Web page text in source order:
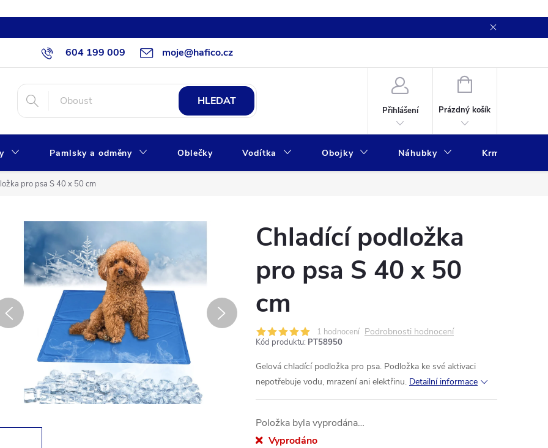
604 199 009 moje@hafico.cz
HLEDAT
Přihlášení
NÁKUPNÍ
Prázdný košík
Pamlsky a odměny Oblečky Vodítka Obojky Náhubky Krmivo
pro psa S 40 x 50 cm
Chladící podložka
pro psa S 40 x 50
cm
1 hodnocení Podrobnosti hodnocení
Kód produktu: PT58950
Gelová chladící podložka pro psa. Podložka ke své aktivaci
nepotřebuje vodu, mrazení ani elektřinu. Detailní informace
Položka byla vyprodána…
Vyprodáno